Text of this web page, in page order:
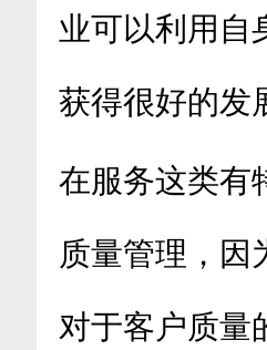
业可以利用自
获得很好的发
在服务这类有
质量管理，因
对于客户质量